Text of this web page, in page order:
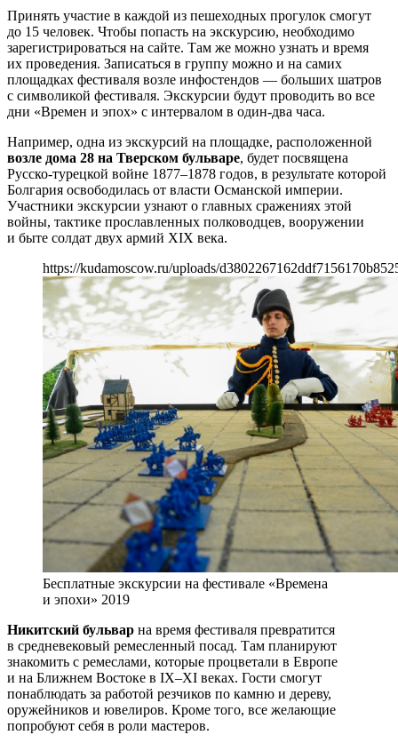
Принять участие в каждой из пешеходных прогулок смогут
до 15 человек. Чтобы попасть на экскурсию, необходимо
зарегистрироваться на сайте. Там же можно узнать и время
их проведения. Записаться в группу можно и на самих
площадках фестиваля возле инфостендов — больших шатров
с символикой фестиваля. Экскурсии будут проводить во все
дни «Времен и эпох» с интервалом в один-два часа.
Например, одна из экскурсий на площадке, расположенной
возле дома 28 на Тверском бульваре, будет посвящена
Русско-турецкой войне 1877–1878 годов, в результате которой
Болгария освободилась от власти Османской империи.
Участники экскурсии узнают о главных сражениях этой
войны, тактике прославленных полководцев, вооружении
и быте солдат двух армий XIX века.
https://kudamoscow.ru/uploads/
Бесплатные экскурсии на фестивале «Времена
и эпохи» 2019
Никитский бульвар на время фестиваля превратится
в средневековый ремесленный посад. Там планируют
знакомить с ремеслами, которые процветали в Европе
и на Ближнем Востоке в IX–XI веках. Гости смогут
понаблюдать за работой резчиков по камню и дереву,
оружейников и ювелиров. Кроме того, все желающие
попробуют себя в роли мастеров.